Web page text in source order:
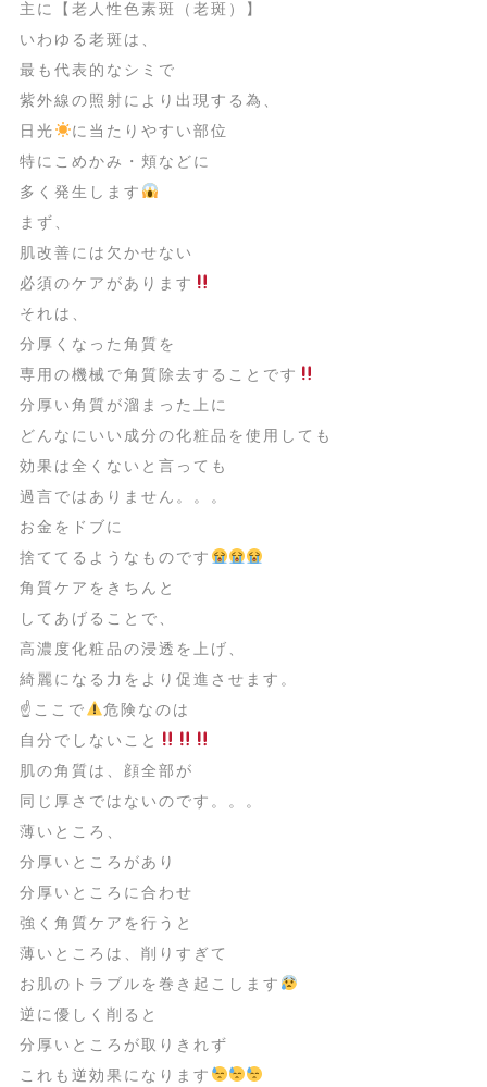
主に【老人性色素斑（老斑）】
いわゆる老斑は、
最も代表的なシミで
紫外線の照射により出現する為、
日光
に当たりやすい部位
特にこめかみ・頬などに
多く発生します
まず、
肌改善には欠かせない
必須のケアがあります
それは、
分厚くなった角質を
専用の機械で角質除去することです
分厚い角質が溜まった上に
どんなにいい成分の化粧品を使用しても
効果は全くないと言っても
過言ではありません。。。
お金をドブに
捨ててるようなものです
角質ケアをきちんと
してあげることで、
高濃度化粧品の浸透を上げ、
綺麗になる力をより促進させます。
☝ ここで
危険なのは
自分でしないこと
肌の角質は、顔全部が
同じ厚さではないのです。。。
薄いところ、
分厚いところがあり
分厚いところに合わせ
強く角質ケアを行うと
薄いところは、削りすぎて
お肌のトラブルを巻き起こします
逆に優しく削ると
分厚いところが取りきれず
これも逆効果になります